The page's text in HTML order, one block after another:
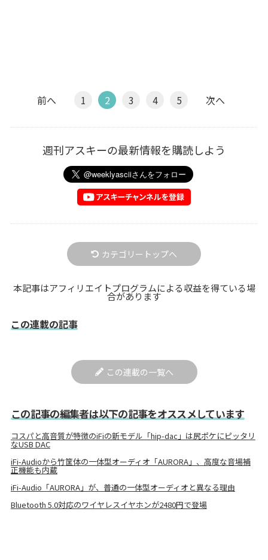
前へ 1 2 3 4 5 次へ
週刊アスキーの最新情報を購読しよう
カテゴリートップへ
本記事はアフィリエイトプログラムによる収益を得ている場
合があります
この連載の記事
この連載の一覧へ
この記事の編集者は以下の記事をオススメしています
コスパと高音質が特徴のiFiの新モデル「hip-dac」は尻ポケにピッタリ
なUSB DAC
iFi-Audioから竹筐体の一体型オーディオ「AURORA」、高度な音場補
正機能も内蔵
iFi-Audio「AURORA」が、普通の一体型オーディオと異なる理由
Bluetooth 5.0対応のワイヤレスイヤホンが2480円で登場